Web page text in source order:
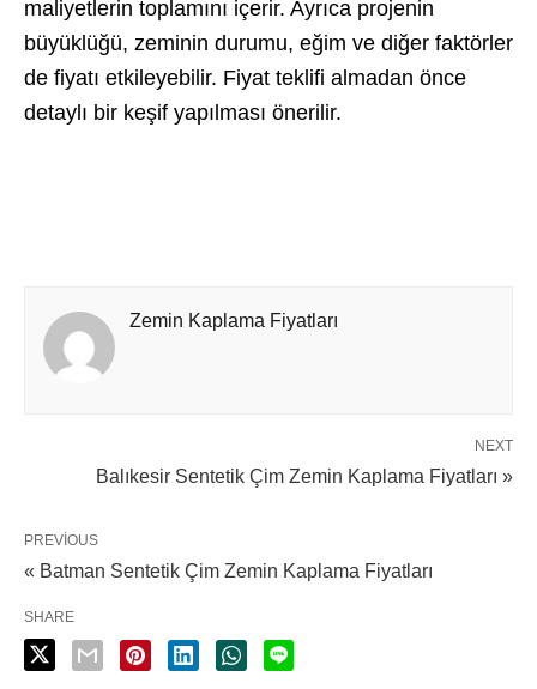
maliyetlerin toplamını içerir. Ayrıca projenin
büyüklüğü, zeminin durumu, eğim ve diğer faktörler
de fiyatı etkileyebilir. Fiyat teklifi almadan önce
detaylı bir keşif yapılması önerilir.
Zemin Kaplama Fiyatları
NEXT
Balıkesir Sentetik Çim Zemin Kaplama Fiyatları »
PREVIOUS
« Batman Sentetik Çim Zemin Kaplama Fiyatları
SHARE